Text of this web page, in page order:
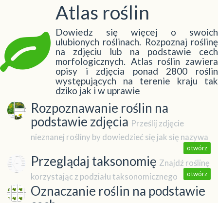
Atlas roślin
Dowiedz się więcej o swoich
ulubionych roślinach. Rozpoznaj roślinę
na zdjęciu lub na podstawie cech
morfologicznych. Atlas roślin zawiera
opisy i zdjęcia ponad 2800 roślin
występujących na terenie kraju tak
dziko jak i w uprawie
Rozpoznawanie roślin na
podstawie zdjęcia Prześlij zdjęcie
nieznanej rośliny by dowiedzieć się jak się nazywa
otwórz
Przeglądaj taksonomię Znajdź roślinę
korzystając z podziału taksonomicznego
otwórz
Oznaczanie roślin na podstawie